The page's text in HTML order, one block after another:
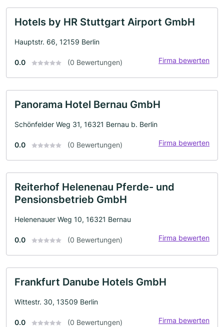
Hotels by HR Stuttgart Airport GmbH
Hauptstr. 66, 12159 Berlin
0.0 (0 Bewertungen) Firma bewerten
Panorama Hotel Bernau GmbH
Schönfelder Weg 31, 16321 Bernau b. Berlin
0.0 (0 Bewertungen) Firma bewerten
Reiterhof Helenenau Pferde- und
Pensionsbetrieb GmbH
Helenenauer Weg 10, 16321 Bernau
0.0 (0 Bewertungen) Firma bewerten
Frankfurt Danube Hotels GmbH
Wittestr. 30, 13509 Berlin
0.0 (0 Bewertungen) Firma bewerten